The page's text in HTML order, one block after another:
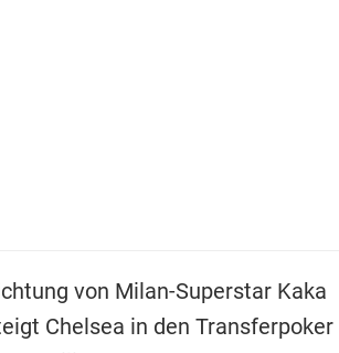
von Milan-Superstar Kaka
Chelsea in den Transferpoker